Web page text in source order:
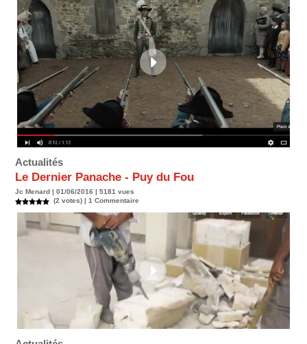
Actualités
Le Dernier Panache - Puy du Fou
Jc Menard | 01/06/2016 | 5181 vues
(2 votes) | 1 Commentaire